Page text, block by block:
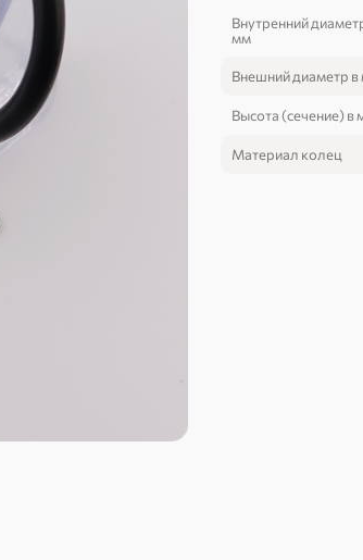
Внутренний
мм
Внешний диаметр
Высота (сечение) в
Материал колец